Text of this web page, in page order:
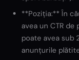
**Poziția:** În
avea un CTR
poate avea sub
anunțurile